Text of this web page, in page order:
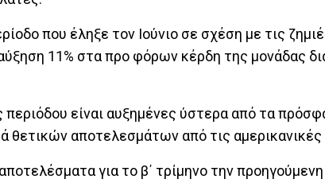
που έληξε τον Ιούνιο σε σχέση με τις
11% στα προ φόρων κέρδη της μονάδας
περιόδου είναι αυξημένες ύστερα από τα
θετικών αποτελεσμάτων από τις
για το β΄ τρίμηνο την